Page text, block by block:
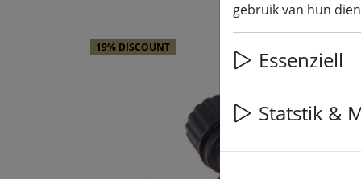
19% DISCOUNT
gebruik van hun
Essenziell
Statstik &